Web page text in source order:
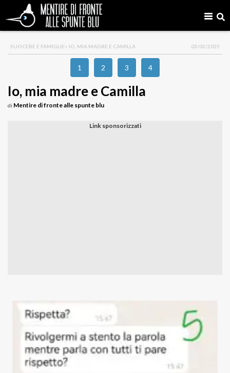
SUOCERE E FAMIGLIE> IO, MIA MADRE E CAMILLA 03/02/2025
1 2 3 4
Io, mia madre e Camilla
di Mentire di fronte alle spunte blu